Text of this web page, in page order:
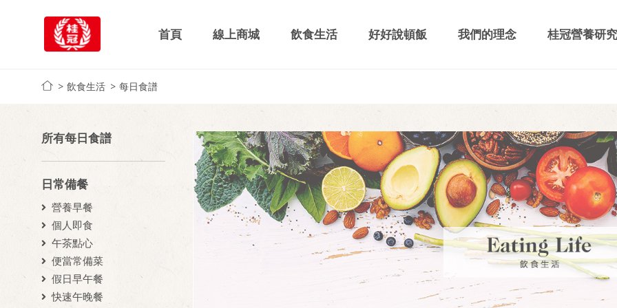
首頁 線上商城 飲食生活 好好說頓飯 我們的理念 桂冠營養研
飲食生活 每日食譜
所有每日食譜
日常備餐
營養早餐
個人即食
午茶點心
便當常備菜
假日早午餐
快速午晚餐